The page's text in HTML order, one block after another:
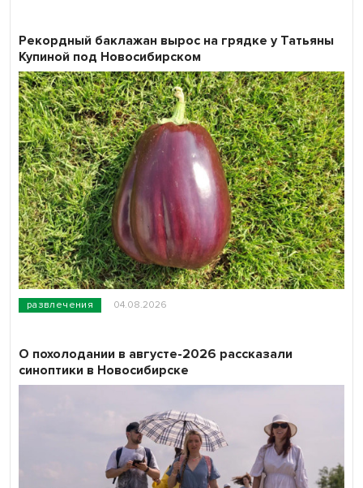
развлечения 04.08.2026
Рекордный баклажан вырос на грядке у Татьяны
Купиной под Новосибирском
О похолодании в августе-2026 рассказали
синоптики в Новосибирске